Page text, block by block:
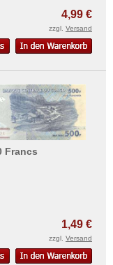
4,99 €
zzgl. Versand
Francs
1,49 €
zzgl. Versand